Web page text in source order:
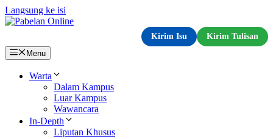
Langsung ke isi
Kirim Isu
Kirim Tulisan
Menu
Warta
Dalam Kampus
Luar Kampus
Wawancara
In-Depth
Liputan Khusus